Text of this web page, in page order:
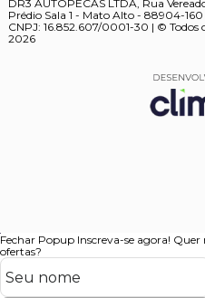
DR3 AUTOPECAS LTDA, Rua
Prédio Sala 1 - Mato Alto - 88904-
CNPJ: 16.852.607/0001-30 | © Todos
2026
Fechar Popup Inscreva-se agora! Quer
ofertas?